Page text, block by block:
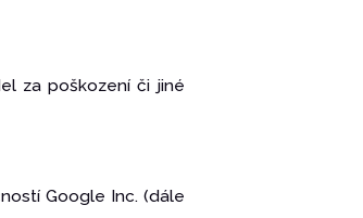
za poškození či jiné
Google Inc. (dále